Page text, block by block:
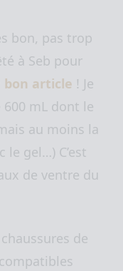
bon, pas trop
à Seb pour
bon article ! Je
600 mL dont le
au moins la
le gel…) C’est
de ventre du
de